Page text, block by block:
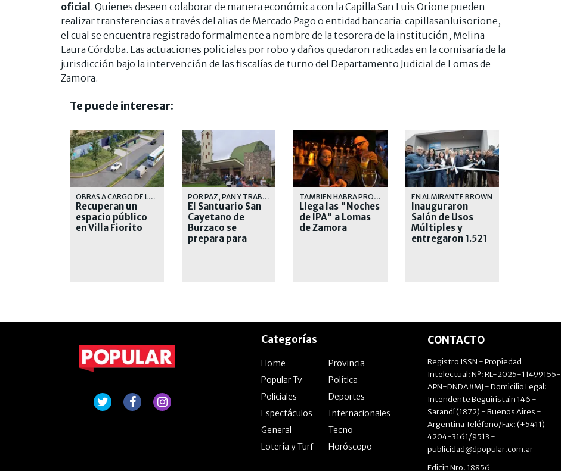
oficial . Quienes deseen colaborar de manera económica con la Capilla San Luis Orione pueden
realizar transferencias a través del alias de Mercado Pago o entidad bancaria: capillasanluisorione,
el cual se encuentra registrado formalmente a nombre de la tesorera de la institución, Melina
Laura Córdoba. Las actuaciones policiales por robo y daños quedaron radicadas en la comisaría de la
jurisdicción bajo la intervención de las fiscalías de turno del Departamento Judicial de Lomas de
Zamora.
Te puede interesar:
OBRAS A CARGO DE LA MUNICIPALIDAD DE LOMAS DE ZAMORA
Recuperan un
espacio público
en Villa Fiorito
POR PAZ, PAN Y TRABAJO
El Santuario San
Cayetano de
Burzaco se
prepara para
TAMBIEN HABRA PROMOCIONES EN COMIDAS
Llega las "Noches
de IPA" a Lomas
de Zamora
EN ALMIRANTE BROWN
Inauguraron
Salón de Usos
Múltiples y
entregaron 1.521
Categorías
Home
Provincia
Popular Tv
Política
Policiales
Deportes
Espectáculos
Internacionales
General
Tecno
Lotería y Turf
Horóscopo
CONTACTO
Registro ISSN - Propiedad
Intelectual: Nº: RL-2025-11499155-
APN-DNDA#MJ - Domicilio Legal:
Intendente Beguiristain 146 -
Sarandí (1872) - Buenos Aires -
Argentina Teléfono/Fax: (+5411)
4204-3161/9513 -
publicidad@dpopular.com.ar
Edicin Nro. 18856